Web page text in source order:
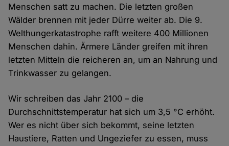
Menschen satt zu machen. Die letzten großen
Wälder brennen mit jeder Dürre weiter ab. Die 9.
Welthungerkatastrophe rafft weitere 400 Millionen
Menschen dahin. Ärmere Länder greifen mit ihren
letzten Mitteln die reicheren an, um an Nahrung und
Trinkwasser zu gelangen.
Wir schreiben das Jahr 2100 – die
Durchschnittstemperatur hat sich um 3,5 °C erhöht.
Wer es nicht über sich bekommt, seine letzten
Haustiere, Ratten und Ungeziefer zu essen, muss